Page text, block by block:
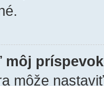
môj
môže